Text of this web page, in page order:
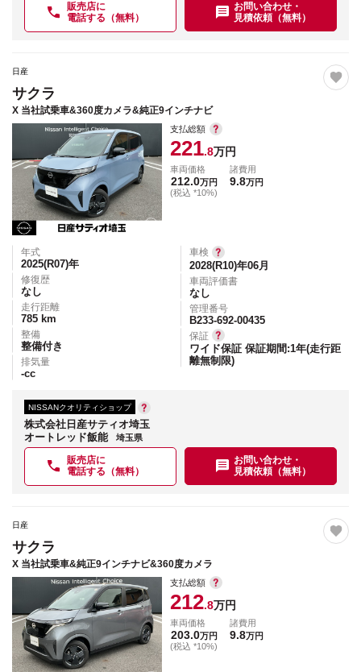
販売店に
電話する（無料）
お問い合わせ・
見積依頼（無料）
日産
サクラ
X 当社試乗車&360度カメラ&純正9インチナビ
支払総額
221.8万円
車両価格
212.0万円
(税込 *10%)
諸費用
9.8万円
年式
2025(R07)年
修復歴
なし
走行距離
785 km
整備
整備付き
排気量
-cc
車検
2028(R10)年06月
車両評価書
なし
管理番号
B233-692-00435
保証
ワイド保証 保証期間:1年(走行距
離無制限)
NISSANクオリティショップ
株式会社日産サティオ埼玉
オートレッド飯能
埼玉県
販売店に
電話する（無料）
お問い合わせ・
見積依頼（無料）
日産
サクラ
X 当社試乗車&純正9インチナビ&360度カメラ
支払総額
212.8万円
車両価格
203.0万円
(税込 *10%)
諸費用
9.8万円